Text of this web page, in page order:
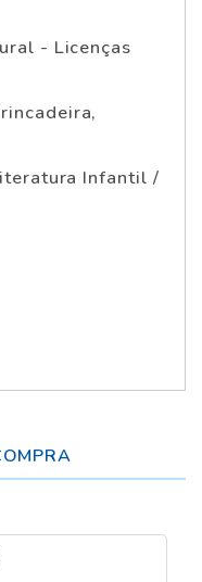
- Licenças
Infantil /